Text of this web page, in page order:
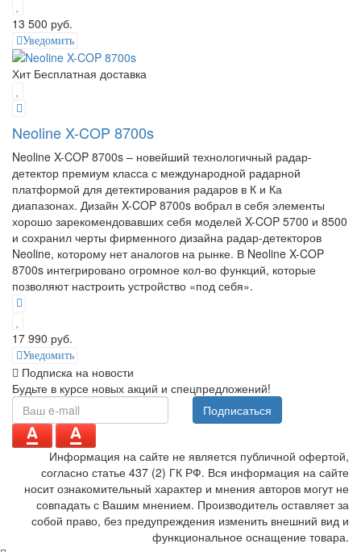
13 500 руб.
Уведомить
Хит Бесплатная доставка
Neoline X-COP 8700s
Neoline X-COP 8700s – новейший технологичный радар-
детектор премиум класса с международной радарной
платформой для детектирования радаров в К и Ка
диапазонах. Дизайн X-COP 8700s вобрал в себя элементы
хорошо зарекомендовавших себя моделей X-COP 5700 и 8500
и сохранил черты фирменного дизайна радар-детекторов
Neoline, которому нет аналогов на рынке. В Neoline X-COP
8700s интегрировано огромное кол-во функций, которые
позволяют настроить устройство «под себя».
17 990 руб.
Уведомить
Подписка на новости
Будьте в курсе новых акций и спецпредложений!
Подписаться
Информация на сайте не является публичной офертой,
согласно статье 437 (2) ГК РФ. Вся информация на сайте
носит ознакомительный характер и мнения авторов могут не
совпадать с Вашим мнением. Производитель оставляет за
собой право, без предупреждения изменить внешний вид и
функциональное оснащение товара.